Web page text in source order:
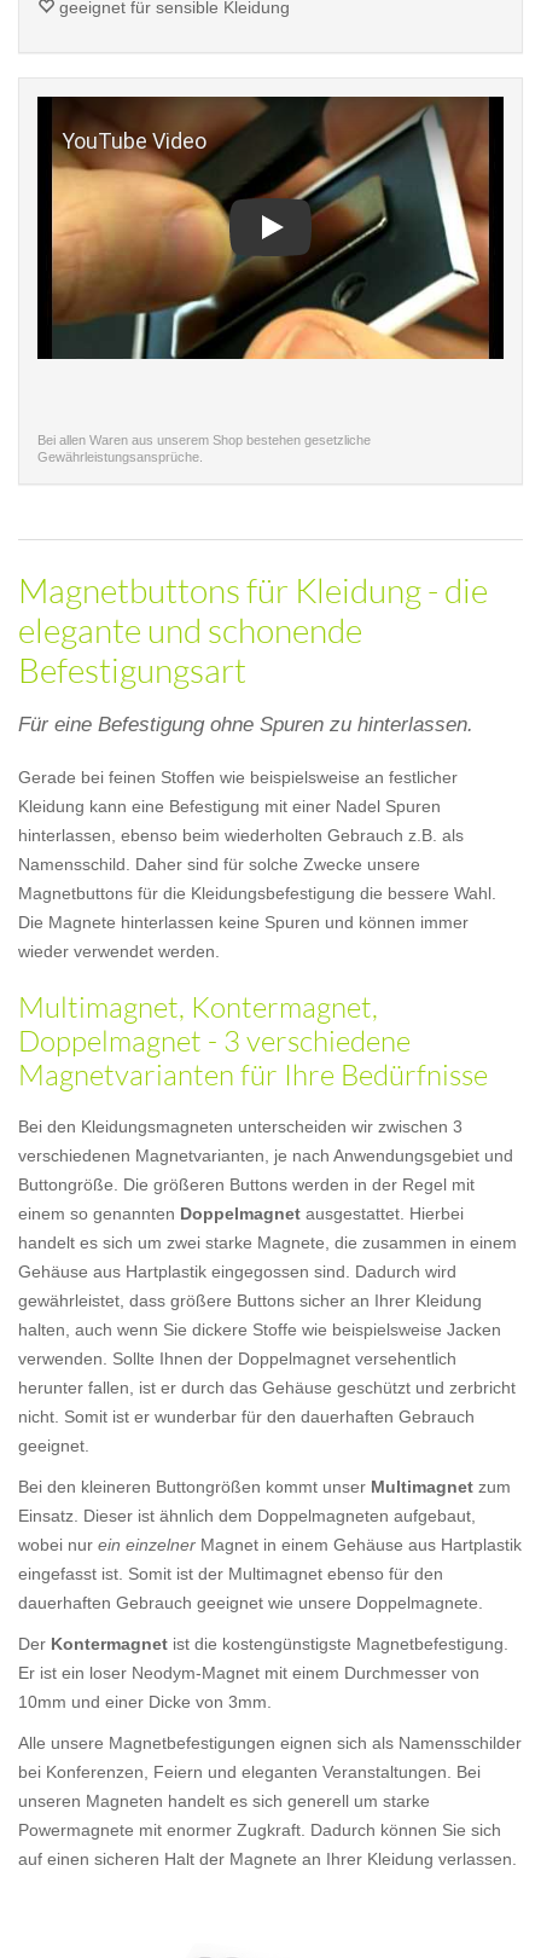
geeignet für sensible Kleidung
Bei allen Waren aus unserem Shop bestehen gesetzliche
Gewährleistungsansprüche.
Magnetbuttons für Kleidung - die
elegante und schonende
Befestigungsart
Für eine Befestigung ohne Spuren zu hinterlassen.
Gerade bei feinen Stoffen wie beispielsweise an festlicher
Kleidung kann eine Befestigung mit einer Nadel Spuren
hinterlassen, ebenso beim wiederholten Gebrauch z.B. als
Namensschild. Daher sind für solche Zwecke unsere
Magnetbuttons für die Kleidungsbefestigung die bessere Wahl.
Die Magnete hinterlassen keine Spuren und können immer
wieder verwendet werden.
Multimagnet, Kontermagnet,
Doppelmagnet - 3 verschiedene
Magnetvarianten für Ihre Bedürfnisse
Bei den Kleidungsmagneten unterscheiden wir zwischen 3
verschiedenen Magnetvarianten, je nach Anwendungsgebiet und
Buttongröße. Die größeren Buttons werden in der Regel mit
einem so genannten Doppelmagnet ausgestattet. Hierbei
handelt es sich um zwei starke Magnete, die zusammen in einem
Gehäuse aus Hartplastik eingegossen sind. Dadurch wird
gewährleistet, dass größere Buttons sicher an Ihrer Kleidung
halten, auch wenn Sie dickere Stoffe wie beispielsweise Jacken
verwenden. Sollte Ihnen der Doppelmagnet versehentlich
herunter fallen, ist er durch das Gehäuse geschützt und zerbricht
nicht. Somit ist er wunderbar für den dauerhaften Gebrauch
geeignet.
Bei den kleineren Buttongrößen kommt unser Multimagnet zum
Einsatz. Dieser ist ähnlich dem Doppelmagneten aufgebaut,
wobei nur ein einzelner Magnet in einem Gehäuse aus Hartplastik
eingefasst ist. Somit ist der Multimagnet ebenso für den
dauerhaften Gebrauch geeignet wie unsere Doppelmagnete.
Der Kontermagnet ist die kostengünstigste Magnetbefestigung.
Er ist ein loser Neodym-Magnet mit einem Durchmesser von
10mm und einer Dicke von 3mm.
Alle unsere Magnetbefestigungen eignen sich als Namensschilder
bei Konferenzen, Feiern und eleganten Veranstaltungen. Bei
unseren Magneten handelt es sich generell um starke
Powermagnete mit enormer Zugkraft. Dadurch können Sie sich
auf einen sicheren Halt der Magnete an Ihrer Kleidung verlassen.